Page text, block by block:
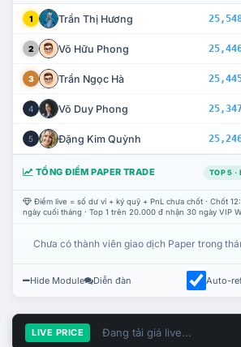
1 Trần Thị Hương
2 Võ Hữu Phong
3 Trần Ngọc Hà
4 Võ Duy Phong
5 Đặng Kim Quỳnh
TỔNG ĐIỂM PAPER TRADE TOP 5 ·
Điểm live = số dư ví + ký quỹ + PnL chưa chốt · Chốt
ngày cuối tháng · Top 1 trên 20.000 đ nhận 30 ngày VIP
Chưa có thành viên giao dịch Paper trong
Hide Module Diễn đàn Auto-
LIVE PRICE Đang tải giá live...